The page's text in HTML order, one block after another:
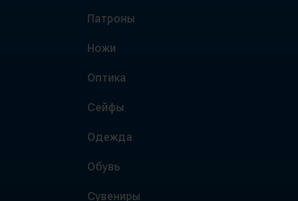
Патроны
Ножи
Оптика
Сейфы
Одежда
Обувь
Сувениры